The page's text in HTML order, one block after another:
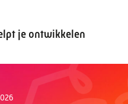
je ontwikkelen